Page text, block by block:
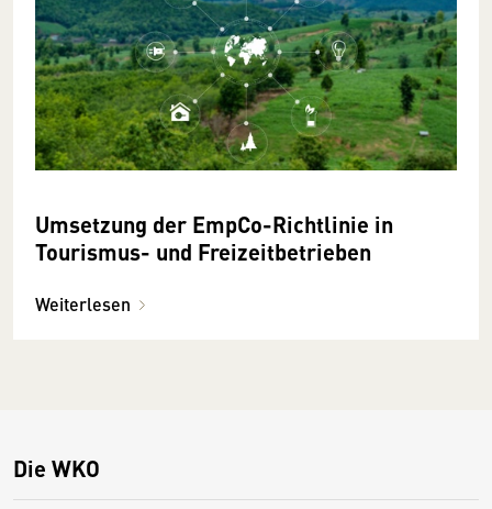
Umsetzung der EmpCo-Richtlinie in
Tourismus- und Freizeitbetrieben
Weiterlesen
Die WKO